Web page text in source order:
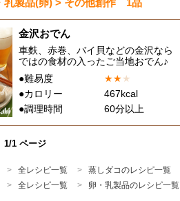
乳製品(卵) > その他創作 1品
金沢おでん
車麩、赤巻、バイ貝などの金沢なら
ではの食材の入ったご当地おでん♪
●難易度
★★★
●カロリー
467kcal
●調理時間
60分以上
1/1 ページ
全レシピ一覧
蒸しダコのレシピ一覧
全レシピ一覧 卵・乳製品のレシピ一覧